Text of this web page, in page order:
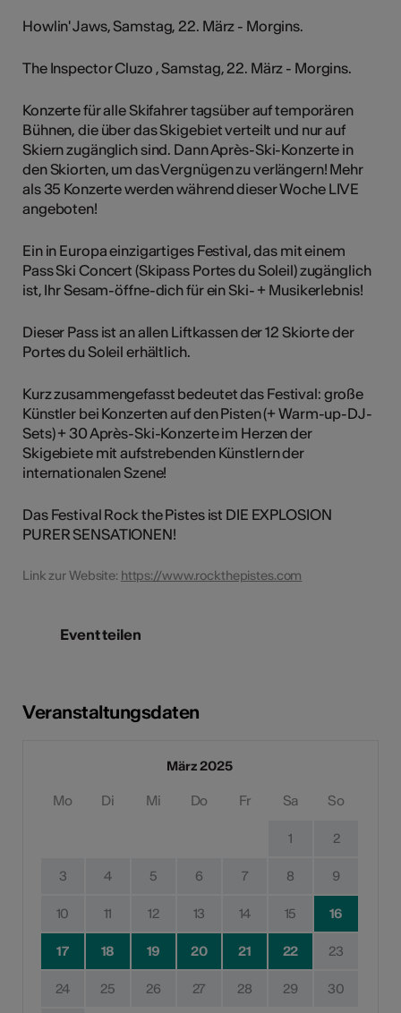
Howlin' Jaws, Samstag, 22. März - Morgins.
The Inspector Cluzo , Samstag, 22. März - Morgins.
Konzerte für alle Skifahrer tagsüber auf temporären
Bühnen, die über das Skigebiet verteilt und nur auf
Skiern zugänglich sind. Dann Après-Ski-Konzerte in
den Skiorten, um das Vergnügen zu verlängern! Mehr
als 35 Konzerte werden während dieser Woche LIVE
angeboten!
Ein in Europa einzigartiges Festival, das mit einem
Pass Ski Concert (Skipass Portes du Soleil) zugänglich
ist, Ihr Sesam-öffne-dich für ein Ski- + Musikerlebnis!
Dieser Pass ist an allen Liftkassen der 12 Skiorte der
Portes du Soleil erhältlich.
Kurz zusammengefasst bedeutet das Festival: große
Künstler bei Konzerten auf den Pisten (+ Warm-up-DJ-
Sets) + 30 Après-Ski-Konzerte im Herzen der
Skigebiete mit aufstrebenden Künstlern der
internationalen Szene!
Das Festival Rock the Pistes ist DIE EXPLOSION
PURER SENSATIONEN!
Link zur Website: https://www.rockthepistes.com
Event teilen
Veranstaltungsdaten
März 2025
Mo Di Mi Do Fr Sa So
1 2
3 4 5 6 7 8 9
10 11 12 13 14 15 16
17 18 19 20 21 22 23
24 25 26 27 28 29 30